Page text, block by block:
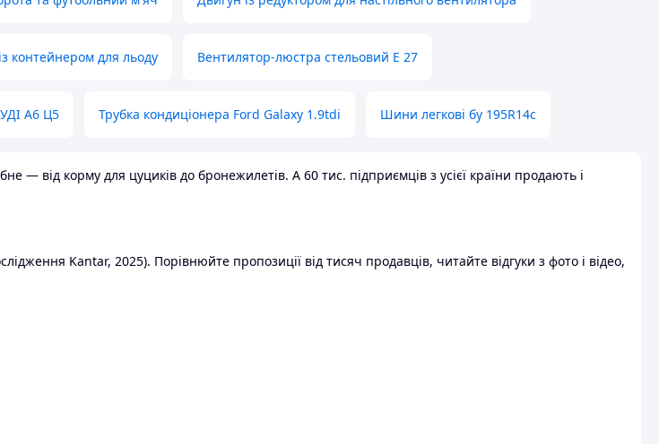
контейнером для льоду Вентилятор-люстра стельовий E 27
А6 Ц5 Трубка кондиціонера Ford Galaxy 1.9tdi Шини легкові бу 195R14c
— від корму для цуциків до бронежилетів. А 60 тис. підприємців з усієї країни продають і
Kantar, 2025). Порівнюйте пропозиції від тисяч продавців, читайте відгуки з фото і відео,